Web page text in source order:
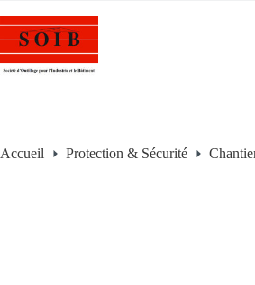
Accueil Protection & Sécurité